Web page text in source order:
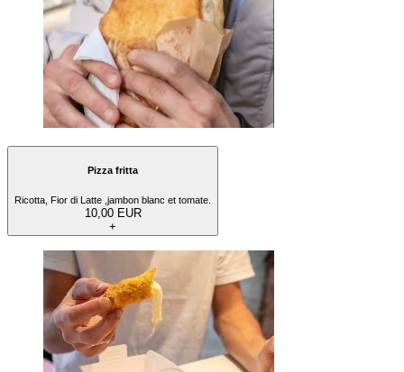
Pizza fritta
Ricotta, Fior di Latte ,jambon blanc et tomate.
10,00 EUR
+